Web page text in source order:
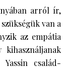
arról ír,
van a
az empátia
család-